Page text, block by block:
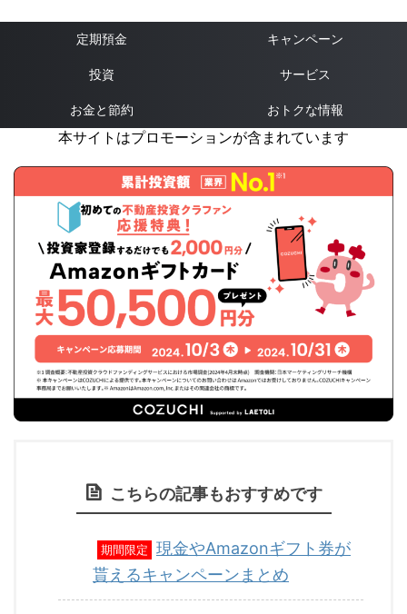
定期預金 キャンペーン
投資 サービス
お金と節約 おトクな情報
本サイトはプロモーションが含まれています
こちらの記事もおすすめです
期間限定
現金やAmazonギフト券が
貰えるキャンペーンまとめ